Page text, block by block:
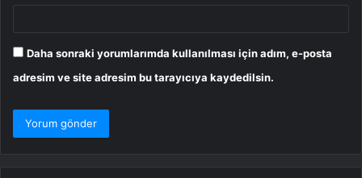
Daha sonraki yorumlarımda kullanılması için adım, e-posta
adresim ve site adresim bu tarayıcıya kaydedilsin.